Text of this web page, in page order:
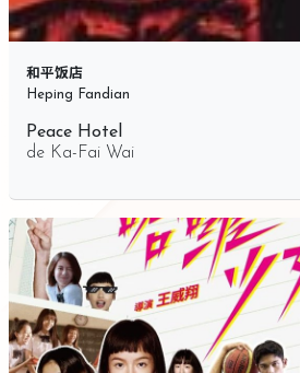
和平饭店
Heping Fandian
Peace Hotel
de Ka-Fai Wai